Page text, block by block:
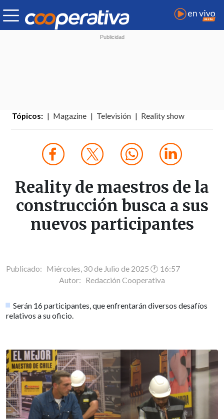
Tópicos: Magazine Televisión Reality show
Reality de maestros de la
construcción busca a sus
nuevos participantes
Publicado: Miércoles, 30 de Julio de 2025 🕐 16:57
Autor: Redacción Cooperativa
Serán 16 participantes, que enfrentarán diversos desafíos
relativos a su oficio.